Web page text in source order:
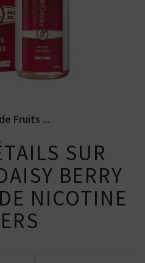
fraicheur. E-
Disponible en...
Fruits ...
SUR
BERRY
NICOTINE